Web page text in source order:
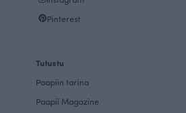
Pinterest
Tutustu
Paapiin tarina
Paapii Magazine